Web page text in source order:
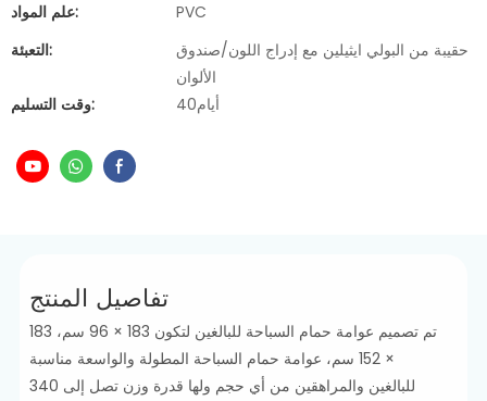
علم المواد:
PVC
التعبئة:
حقيبة من البولي ايثيلين مع إدراج اللون/صندوق
الألوان
وقت التسليم:
أيام40
تفاصيل المنتج
تم تصميم عوامة حمام السباحة للبالغين لتكون 183 × 96 سم، 183
× 152 سم، عوامة حمام السباحة المطولة والواسعة مناسبة
للبالغين والمراهقين من أي حجم ولها قدرة وزن تصل إلى 340